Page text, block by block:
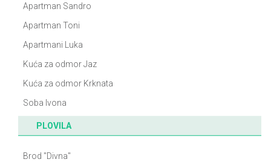
Apartman Sandro
Apartman Toni
Apartmani Luka
Kuća za odmor Jaz
Kuća za odmor Krknata
Soba Ivona
PLOVILA
Brod "Divna"